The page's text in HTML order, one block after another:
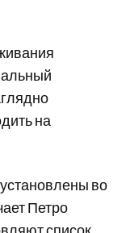
на
во
Петро